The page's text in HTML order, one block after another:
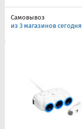
Самовывоз
из 3 магазинов сегодня